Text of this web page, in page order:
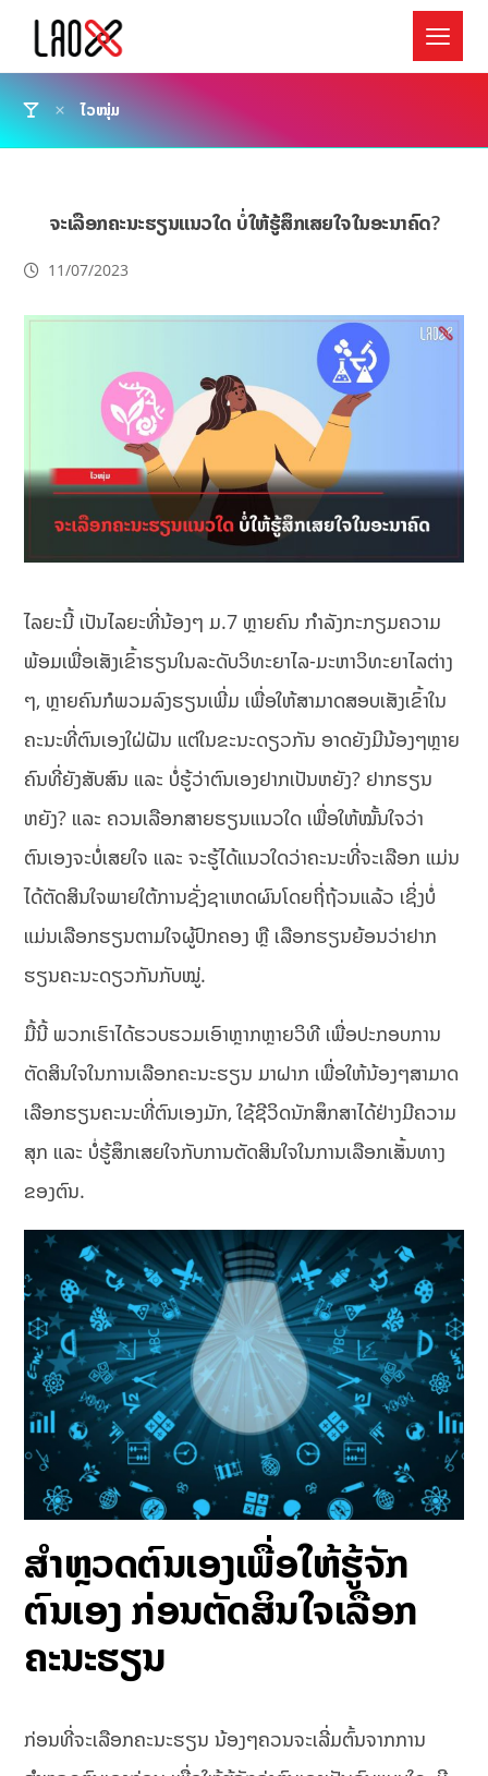
ໄວໜຸ່ມ
ຈະເລືອກຄະນະຮຽນແນວໃດ ບໍ່ໃຫ້ຮູ້ສຶກເສຍໃຈໃນອະນາຄົດ?
11/07/2023
ໄລຍະນີ້ ເປັນໄລຍະທີ່ນ້ອງໆ ມ.7 ຫຼາຍຄົນ ກຳລັງກະກຽມຄວາມ
ພ້ອມເພື່ອເສັງເຂົ້າຮຽນໃນລະດັບວິທະຍາໄລ-ມະຫາວິທະຍາໄລຕ່າງ
ໆ, ຫຼາຍຄົນກໍພວມລົງຮຽນເພີ່ມ ເພື່ອໃຫ້ສາມາດສອບເສັງເຂົ້າໃນ
ຄະນະທີ່ຕົນເອງໃຝ່ຝັນ ແຕ່ໃນຂະນະດຽວກັນ ອາດຍັງມີນ້ອງໆຫຼາຍ
ຄົນທີ່ຍັງສັບສົນ ແລະ ບໍ່ຮູ້ວ່າຕົນເອງຢາກເປັນຫຍັງ? ຢາກຮຽນ
ຫຍັງ? ແລະ ຄວນເລືອກສາຍຮຽນແນວໃດ ເພື່ອໃຫ້ໝັ້ນໃຈວ່າ
ຕົນເອງຈະບໍ່ເສຍໃຈ ແລະ ຈະຮູ້ໄດ້ແນວໃດວ່າຄະນະທີ່ຈະເລືອກ ແມ່ນ
ໄດ້ຕັດສິນໃຈພາຍໃຕ້ການຊັ່ງຊາເຫດຜົນໂດຍຖີ່ຖ້ວນແລ້ວ ເຊິ່ງບໍ່
ແມ່ນເລືອກຮຽນຕາມໃຈຜູ້ປົກຄອງ ຫຼື ເລືອກຮຽນຍ້ອນວ່າຢາກ
ຮຽນຄະນະດຽວກັນກັບໝູ່.
ມື້ນີ້ ພວກເຮົາໄດ້ຮວບຮວມເອົາຫຼາກຫຼາຍວິທີ ເພື່ອປະກອບການ
ຕັດສິນໃຈໃນການເລືອກຄະນະຮຽນ ມາຝາກ ເພື່ອໃຫ້ນ້ອງໆສາມາດ
ເລືອກຮຽນຄະນະທີ່ຕົນເອງມັກ, ໃຊ້ຊີວິດນັກສຶກສາໄດ້ຢ່າງມີຄວາມ
ສຸກ ແລະ ບໍ່ຮູ້ສຶກເສຍໃຈກັບການຕັດສິນໃຈໃນການເລືອກເສັ້ນທາງ
ຂອງຕົນ.
ສຳຫຼວດຕົນເອງເພື່ອໃຫ້ຮູ້ຈັກ
ຕົນເອງ ກ່ອນຕັດສິນໃຈເລືອກ
ຄະນະຮຽນ
ກ່ອນທີ່ຈະເລືອກຄະນະຮຽນ ນ້ອງໆຄວນຈະເລີ່ມຕົ້ນຈາກການ